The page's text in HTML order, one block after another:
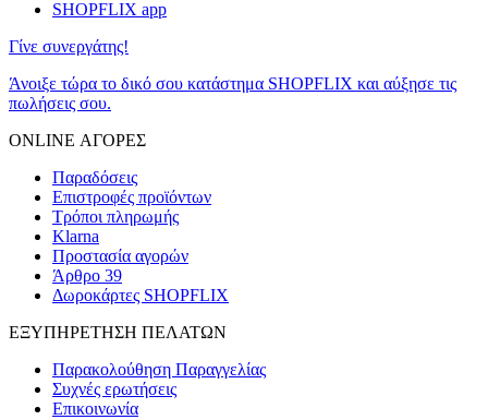
SHOPFLIX app
Γίνε συνεργάτης!
Άνοιξε τώρα το δικό σου κατάστημα SHOPFLIX και αύξησε τις
πωλήσεις σου.
ONLINE ΑΓΟΡΕΣ
Παραδόσεις
Επιστροφές προϊόντων
Τρόποι πληρωμής
Klarna
Προστασία αγορών
Άρθρο 39
Δωροκάρτες SHOPFLIX
ΕΞΥΠΗΡΕΤΗΣΗ ΠΕΛΑΤΩΝ
Παρακολούθηση Παραγγελίας
Συχνές ερωτήσεις
Επικοινωνία